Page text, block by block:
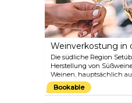
Weinverkostung in
Die südliche Region
Herstellung von
Weinen, hauptsächlich
– Moscatel de Setubal.
Geschmacksnerven bei
Bookable